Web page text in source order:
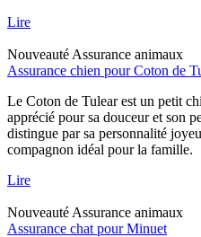
Lire
Nouveauté Assurance animaux
Assurance chien pour Coton de
Le Coton de Tulear est un petit
apprécié pour sa douceur et son
distingue par sa personnalité
compagnon idéal pour la famille.
Lire
Nouveauté Assurance animaux
Assurance chat pour Minuet